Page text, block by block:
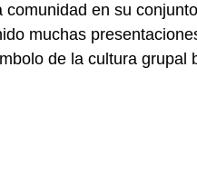
en su
muchas
de la cultura grupal